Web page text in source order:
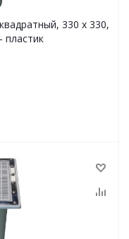
330 x 330,
пластик